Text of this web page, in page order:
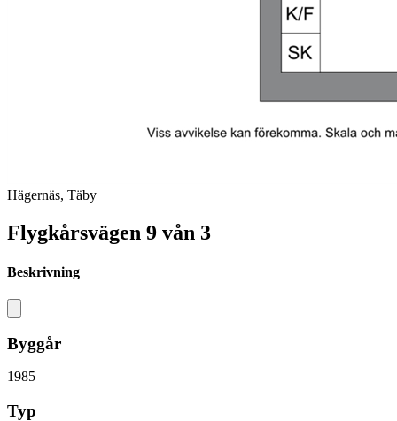
Hägernäs, Täby
Flygkårsvägen 9 vån 3
Beskrivning
Byggår
1985
Typ